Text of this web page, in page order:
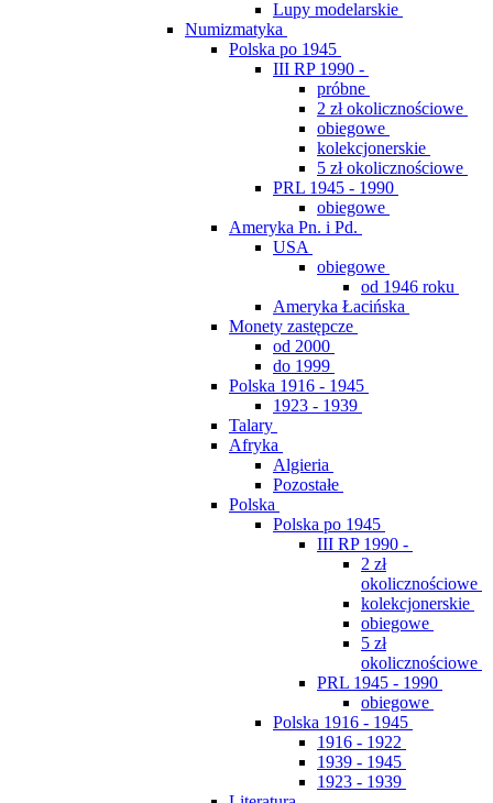
Lupy modelarskie
Numizmatyka
Polska po 1945
III RP 1990 -
próbne
2 zł okolicznościowe
obiegowe
kolekcjonerskie
5 zł okolicznościowe
PRL 1945 - 1990
obiegowe
Ameryka Pn. i Pd.
USA
obiegowe
od 1946 roku
Ameryka Łacińska
Monety zastępcze
od 2000
do 1999
Polska 1916 - 1945
1923 - 1939
Talary
Afryka
Algieria
Pozostałe
Polska
Polska po 1945
III RP 1990 -
2 zł
okolicznościowe
kolekcjonerskie
obiegowe
5 zł
okolicznościowe
PRL 1945 - 1990
obiegowe
Polska 1916 - 1945
1916 - 1922
1939 - 1945
1923 - 1939